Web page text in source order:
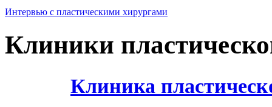
Интервью с пластическими хирургами
Клиники
Клиника